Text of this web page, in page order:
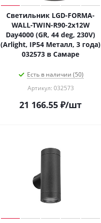
Светильник LGD-FORMA-
WALL-TWIN-R90-2x12W
Day4000 (GR, 44 deg, 230V)
(Arlight, IP54 Металл, 3 года)
032573 в Самаре
Есть в наличии (50)
Артикул: 032573
21 166.55 ₽/шт